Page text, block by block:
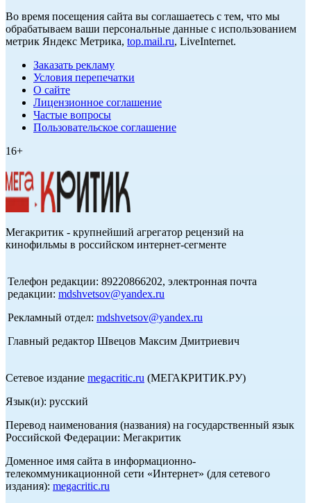
Во время посещения сайта вы соглашаетесь с тем, что мы
обрабатываем ваши персональные данные с использованием
метрик Яндекс Метрика, top.mail.ru, LiveInternet.
Заказать рекламу
Условия перепечатки
О сайте
Лицензионное соглашение
Частые вопросы
Пользовательское соглашение
16+
Мегакритик - крупнейший агрегатор рецензий на
кинофильмы в российском интернет-сегменте
Телефон редакции: 89220866202, электронная почта
редакции: mdshvetsov@yandex.ru
Рекламный отдел: mdshvetsov@yandex.ru
Главный редактор Швецов Максим Дмитриевич
Сетевое издание megacritic.ru (МЕГАКРИТИК.РУ)
Язык(и): русский
Перевод наименования (названия) на государственный язык
Российской Федерации: Мегакритик
Доменное имя сайта в информационно-
телекоммуникационной сети «Интернет» (для сетевого
издания): megacritic.ru